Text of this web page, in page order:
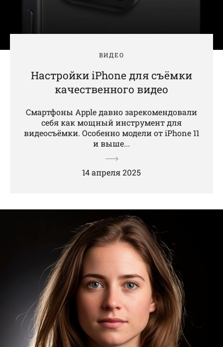
ВИДЕО
Настройки iPhone для съёмки
качественного видео
Смартфоны Apple давно зарекомендовали
себя как мощный инструмент для
видеосъёмки. Особенно модели от iPhone 11
и выше...
14 апреля 2025